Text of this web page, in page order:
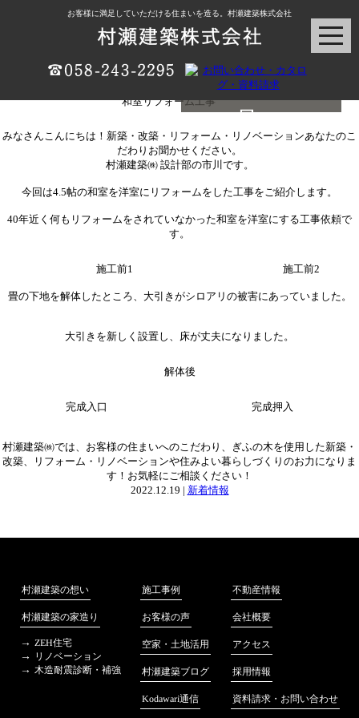
お客様に満足していただける住まいを造る。村瀬建築株式会社
村瀬建築ブログ
和室リフォーム工事
みなさんこんにちは！新築・改築・リフォーム・リノベーションあなたのこ
だわりお聞かせください。
村瀬建築㈱ 設計部の市川です。
今回は4.5帖の和室を洋室にリフォームをした工事をご紹介します。
40年近く何もリフォームをされていなかった和室を洋室にする工事依頼で
す。
施工前1 施工前2
畳の下地を解体したところ、大引きがシロアリの被害にあっていました。
大引きを新しく設置し、床が丈夫になりました。
解体後
完成入口 完成押入
村瀬建築㈱では、お客様の住まいへのこだわり、ぎふの木を使用した新築・
改築、リフォーム・リノベーションや住みよい暮らしづくりのお力になりま
す！お気軽にご相談ください！
2022.12.19 | 新着情報
村瀬建築の想い
村瀬建築の家造り
ZEH住宅
リノベーション
木造耐震診断・補強
施工事例
お客様の声
空家・土地活用
村瀬建築ブログ
Kodawari通信
不動産情報
会社概要
アクセス
採用情報
資料請求・お問い合わせ